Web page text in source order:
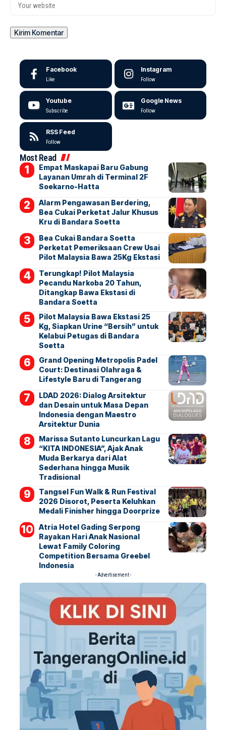
Facebook
Like
Instagram
Follow
Youtube
Subscribe
Google News
Follow
RSS Feed
Follow
Most Read
Empat Maskapai Baru Gabung
Layanan Umrah di Terminal 2F
Soekarno-Hatta
Alarm Pengawasan Berdering,
Bea Cukai Perketat Jalur Khusus
Kru di Bandara Soetta
Bea Cukai Bandara Soetta
Perketat Pemeriksaan Crew Usai
Pilot Malaysia Bawa 25Kg Ekstasi
Terungkap! Pilot Malaysia
Pecandu Narkoba 20 Tahun,
Ditangkap Bawa Ekstasi di
Bandara Soetta
Pilot Malaysia Bawa Ekstasi 25
Kg, Siapkan Urine “Bersih” untuk
Kelabui Petugas di Bandara
Soetta
Grand Opening Metropolis Padel
Court: Destinasi Olahraga &
Lifestyle Baru di Tangerang
LDAD 2026: Dialog Arsitektur
dan Desain untuk Masa Depan
Indonesia dengan Maestro
Arsitektur Dunia
Marissa Sutanto Luncurkan Lagu
“KITA INDONESIA”, Ajak Anak
Muda Berkarya dari Alat
Sederhana hingga Musik
Tradisional
Tangsel Fun Walk & Run Festival
2026 Disorot, Peserta Keluhkan
Medali Finisher hingga Doorprize
Atria Hotel Gading Serpong
Rayakan Hari Anak Nasional
Lewat Family Coloring
Competition Bersama Greebel
Indonesia
- Advertisement -